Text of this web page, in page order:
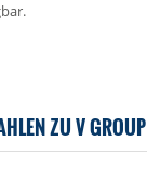
ZU V GROUP